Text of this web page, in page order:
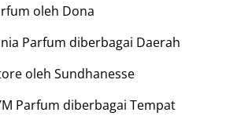
oleh Dona
Parfum diberbagai Daerah
oleh Sundhanesse
Parfum diberbagai Tempat